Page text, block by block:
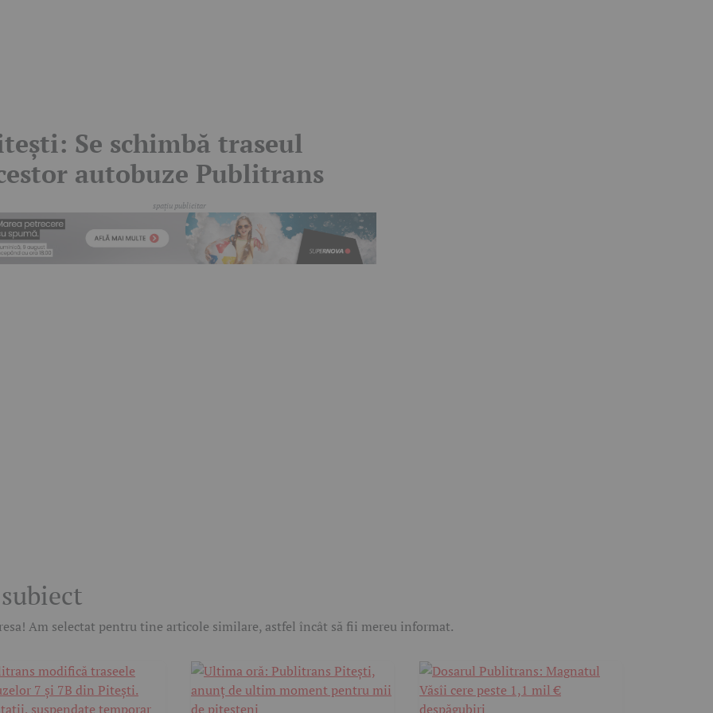
Se schimbă traseul
autobuze Publitrans
Am selectat pentru tine articole similare, astfel încât să fii mereu informat.